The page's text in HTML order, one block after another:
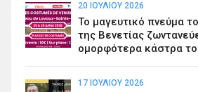
20 ΙΟΥΛΊΟΥ 2026
Το μαγευτικό πνεύμα
της Βενετίας
ομορφότερα κάστρα
17 ΙΟΥΛΊΟΥ 2026